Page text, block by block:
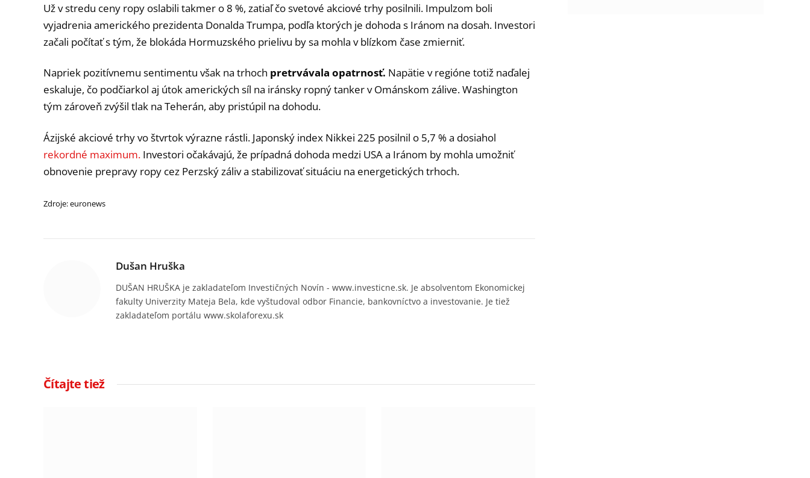
Už v stredu ceny ropy oslabili takmer o 8 %, zatiaľ čo svetové akciové trhy posilnili. Impulzom boli
vyjadrenia amerického prezidenta Donalda Trumpa, podľa ktorých je dohoda s Iránom na dosah. Investori
začali počítať s tým, že blokáda Hormuzského prielivu by sa mohla v blízkom čase zmierniť.
Napriek pozitívnemu sentimentu však na trhoch pretrvávala opatrnosť. Napätie v regióne totiž naďalej
eskaluje, čo podčiarkol aj útok amerických síl na iránsky ropný tanker v Ománskom zálive. Washington
tým zároveň zvýšil tlak na Teherán, aby pristúpil na dohodu.
Ázijské akciové trhy vo štvrtok výrazne rástli. Japonský index Nikkei 225 posilnil o 5,7 % a dosiahol
rekordné maximum. Investori očakávajú, že prípadná dohoda medzi USA a Iránom by mohla umožniť
obnovenie prepravy ropy cez Perzský záliv a stabilizovať situáciu na energetických trhoch.
Zdroje: euronews
Dušan Hruška
DUŠAN HRUŠKA je zakladateľom Investičných Novín - www.investicne.sk. Je absolventom Ekonomickej
fakulty Univerzity Mateja Bela, kde vyštudoval odbor Financie, bankovníctvo a investovanie. Je tiež
zakladateľom portálu www.skolaforexu.sk
Čítajte tiež